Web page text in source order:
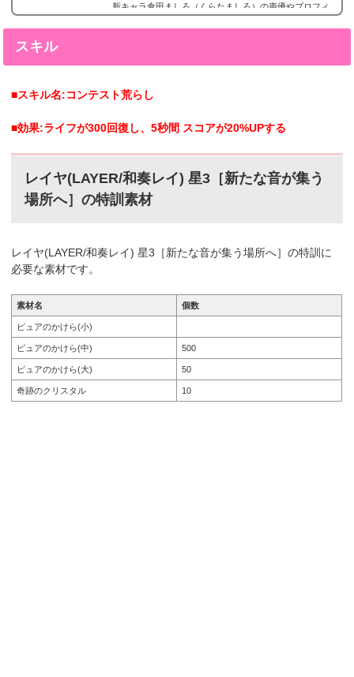
新キャラ倉田ましろ（くらたましろ）の声優やプロフィ
スキル
■スキル名:コンテスト荒らし
■効果:ライフが300回復し、5秒間 スコアが20%UPする
レイヤ(LAYER/和奏レイ) 星3［新たな音が集う
場所へ］の特訓素材
レイヤ(LAYER/和奏レイ) 星3［新たな音が集う場所へ］の特訓に
必要な素材です。
素材名 個数
ピュアのかけら(小)
ピュアのかけら(中) 500
ピュアのかけら(大) 50
奇跡のクリスタル 10